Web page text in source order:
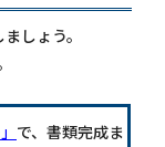
しょう。
で、書類完成ま